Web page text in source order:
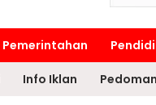
Pemerintahan
Info Iklan